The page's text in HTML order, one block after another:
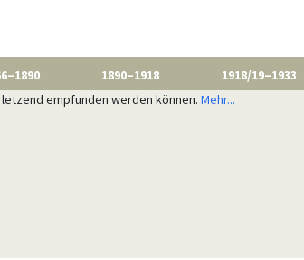
1890–1918 1918/19–1933
empfunden werden können. Mehr...